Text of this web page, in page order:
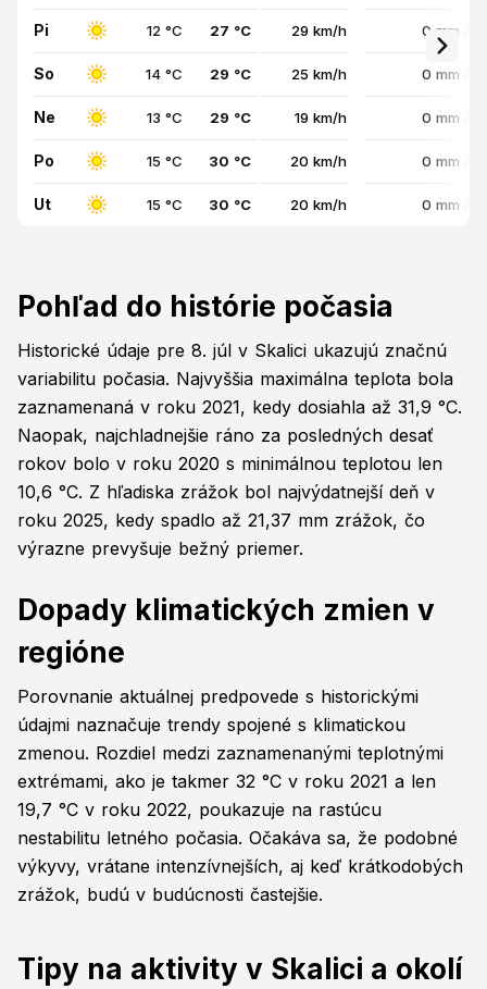
Pi 12 °C 27 °C 29 km/h 0 mm /
So 14 °C 29 °C 25 km/h 0 mm /
Ne 13 °C 29 °C 19 km/h 0 mm /
Po 15 °C 30 °C 20 km/h 0 mm /
Ut 15 °C 30 °C 20 km/h 0 mm /
Pohľad do histórie počasia
Historické údaje pre 8. júl v Skalici ukazujú značnú
variabilitu počasia. Najvyššia maximálna teplota bola
zaznamenaná v roku 2021, kedy dosiahla až 31,9 °C.
Naopak, najchladnejšie ráno za posledných desať
rokov bolo v roku 2020 s minimálnou teplotou len
10,6 °C. Z hľadiska zrážok bol najvýdatnejší deň v
roku 2025, kedy spadlo až 21,37 mm zrážok, čo
výrazne prevyšuje bežný priemer.
Dopady klimatických zmien v
regióne
Porovnanie aktuálnej predpovede s historickými
údajmi naznačuje trendy spojené s klimatickou
zmenou. Rozdiel medzi zaznamenanými teplotnými
extrémami, ako je takmer 32 °C v roku 2021 a len
19,7 °C v roku 2022, poukazuje na rastúcu
nestabilitu letného počasia. Očakáva sa, že podobné
výkyvy, vrátane intenzívnejších, aj keď krátkodobých
zrážok, budú v budúcnosti častejšie.
Tipy na aktivity v Skalici a okolí